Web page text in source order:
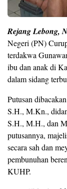
Rejang Lebong,
Negeri (PN)
terdakwa
ibu dan anak di
dalam sidang
Putusan
S.H., M.Kn.,
S.H., M.H., dan
putusannya,
secara sah dan
pembunuhan
KUHP.